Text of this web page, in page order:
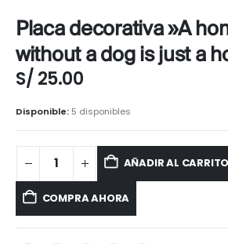
Placa decorativa »A
without a dog is just a
S/ 25.00
Disponible: 5 disponibles
AÑADIR AL CARRITO
COMPRA AHORA